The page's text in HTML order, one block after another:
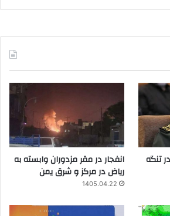
تنگه
انفجار در مقر مزدوران وابسته به
ریاض در مرکز و شرق یمن
1405.04.22